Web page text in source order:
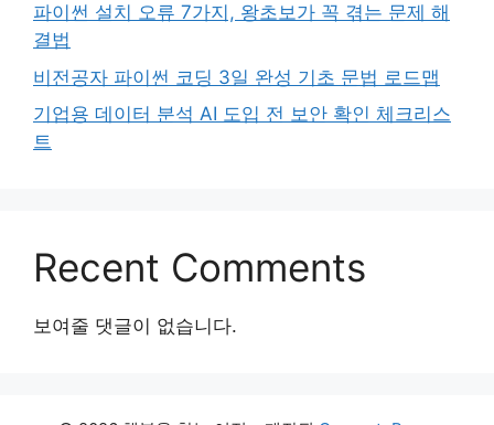
파이썬 설치 오류 7가지, 왕초보가 꼭 겪는 문제 해
결법
비전공자 파이썬 코딩 3일 완성 기초 문법 로드맵
기업용 데이터 분석 AI 도입 전 보안 확인 체크리스
트
Recent Comments
보여줄 댓글이 없습니다.